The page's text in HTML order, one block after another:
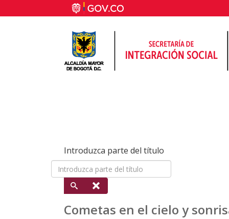
Introduzca parte del título
Cometas en el cielo y